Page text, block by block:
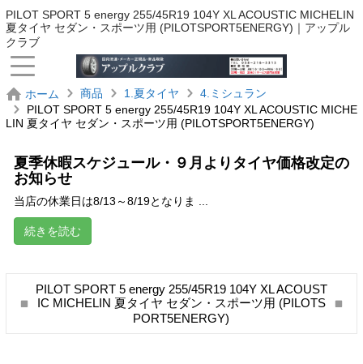
PILOT SPORT 5 energy 255/45R19 104Y XL ACOUSTIC MICHELIN
夏タイヤ セダン・スポーツ用 (PILOTSPORT5ENERGY)｜アップル
クラブ
ホーム 商品 1.夏タイヤ
4.ミシュラン
PILOT SPORT 5 energy 255/45R19 104Y XL ACOUSTIC MICHE
LIN 夏タイヤ セダン・スポーツ用 (PILOTSPORT5ENERGY)
夏季休暇スケジュール・９月よりタイヤ価格改定の
お知らせ
当店の休業日は8/13～8/19となりま ...
続きを読む
PILOT SPORT 5 energy 255/45R19 104Y XL ACOUST
IC MICHELIN 夏タイヤ セダン・スポーツ用 (PILOTS
PORT5ENERGY)